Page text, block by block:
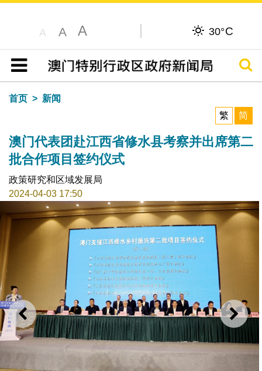
A A A 30°C
目录
搜寻
首页
新闻
繁
简
澳门代表团赴江西省修水县考察并出席第二
批合作项目签约仪式
政策研究和区域发展局
2024-04-03 17:50
上一则 下一